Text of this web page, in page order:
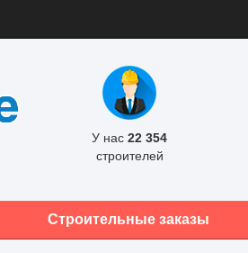
У нас 22 354
строителей
Строительные заказы